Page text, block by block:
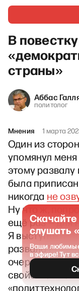
В
страны»
Аббас
политолог
Мнения 1 марта
Один из
упомянул меня
этому
была
никогда не
Ну что ж,
ещё раз — для
Я выступаю
развала
очередь по
свойства.
слушать
Ваши
в эфире! Тут